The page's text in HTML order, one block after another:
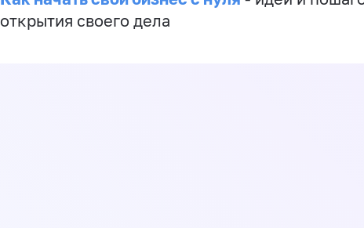
открытия своего дела